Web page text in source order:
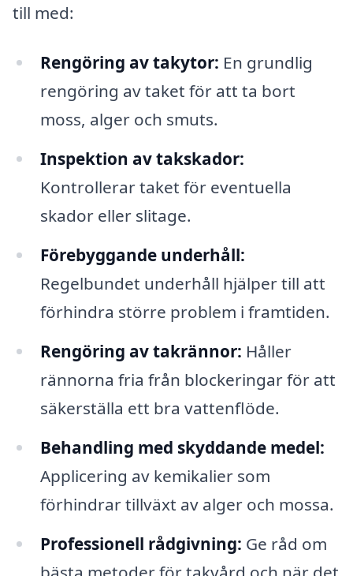
till med:
Rengöring av takytor: En grundlig
rengöring av taket för att ta bort
moss, alger och smuts.
Inspektion av takskador:
Kontrollerar taket för eventuella
skador eller slitage.
Förebyggande underhåll:
Regelbundet underhåll hjälper till att
förhindra större problem i framtiden.
Rengöring av takrännor: Håller
rännorna fria från blockeringar för att
säkerställa ett bra vattenflöde.
Behandling med skyddande medel:
Applicering av kemikalier som
förhindrar tillväxt av alger och mossa.
Professionell rådgivning: Ge råd om